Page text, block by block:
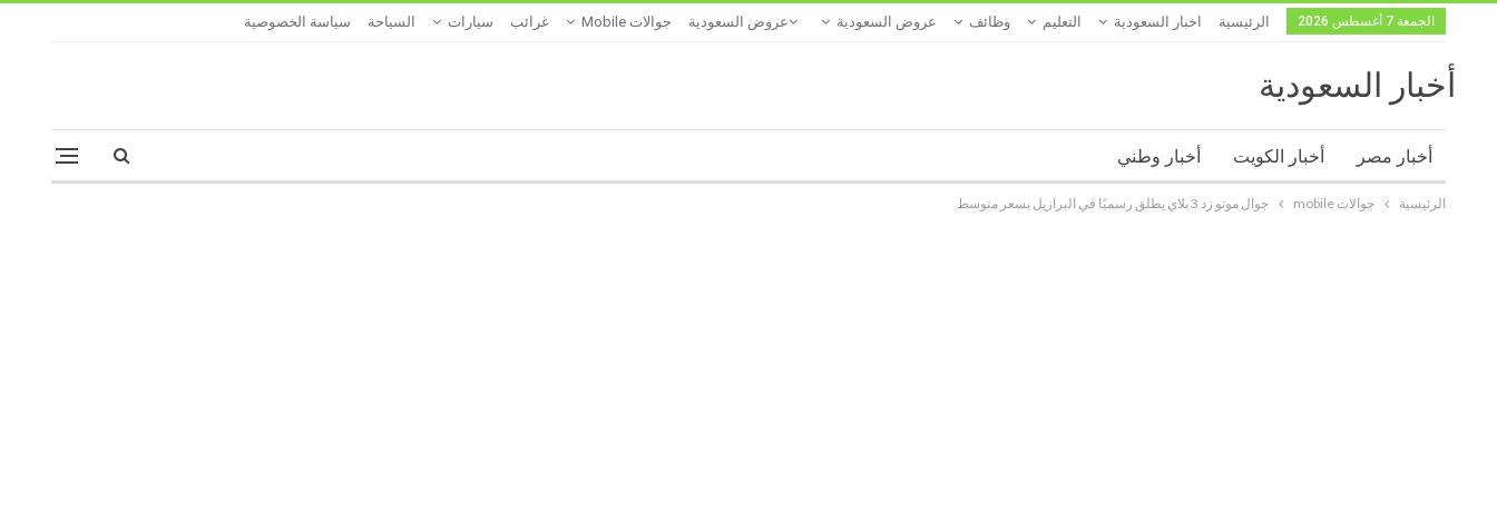
الجمعة 7 أغسطس 2026 الرئيسية اخبار السعودية التعليم وظائف عروض السعودية عروض السعودية جوالات Mobile غرائب سيارات السياحة سياسة الخصوصية
أخبار السعودية
أخبار مصر أخبار الكويت أخبار وطني
الرئيسية جوالات mobile جوال موتو زد 3 بلاي يطلق رسميًا في البرازيل بسعر متوسط